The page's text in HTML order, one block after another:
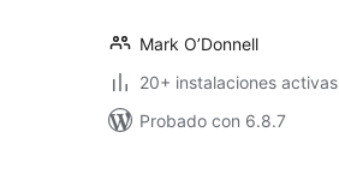
Mark O’Donnell
20+ instalaciones activas
Probado con 6.8.7